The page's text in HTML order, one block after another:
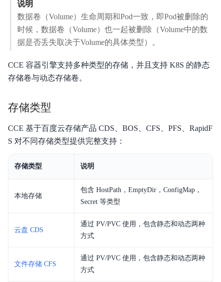
SDK
常见问题
常用工具
说明
数据卷（Volume）生命周期和Pod一致，即Pod被删除的
时候，数据卷（Volume）也一起被删除（Volume中的数
据是否丢失取决于Volume的具体类型）。
CCE 容器引擎支持多种类型的存储，并且支持 K8S 的静态
存储卷与动态存储卷。
存储类型
CCE 基于百度云存储产品 CDS、BOS、CFS、PFS、RapidF
S 对不同存储类型提供完整支持：
存储类型 说明
本地存储
包含 HostPath，EmptyDir，ConfigMap，
Secret 等类型
云盘 CDS
通过 PV/PVC 使用，包含静态和动态两种
方式
文件存储 CFS
通过 PV/PVC 使用，包含静态和动态两种
方式